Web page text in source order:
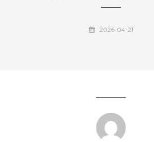
2026-04-21